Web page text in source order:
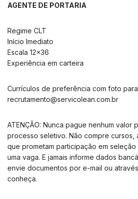
AGENTE DE PORTARIA
Regime CLT
Início Imediato
Escala 12×36
Experiência em carteira
Currículos de preferência com foto para
recrutamento@servicolean.com.br
ATENÇÃO: Nunca pague nenhum valor
processo seletivo. Não compre cursos,
que prometam participação em
uma vaga. E jamais informe dados
envie documentos por e-mail ou
conheça.